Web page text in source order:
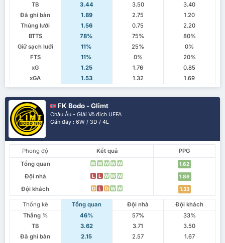
TB
3.44 3.50
3.40
Đã ghi bàn
1.89 2.75
1.20
Thủng lưới
1.56 0.75
2.20
BTTS
78% 75%
80%
Giữ sạch lưới
11% 25%
0%
FTS
11% 0%
20%
xG
1.25 1.76
0.85
xGA
1.53 1.32 1.69
FK Bodo - Glimt
Châu Âu - Giải Vô địch UEFA
Gần đây : 6W / 3D / 4L
Phong độ Kết quả
PPG
Tổng quan
W W W W W 1.62
Đội nhà L L W W W 1.86
Đội khách D L D W W 1.33
Thống kê Tổng quan Đội nhà
Đội khách
Thắng %
46% 57%
33%
TB
3.62 3.71
3.50
Đã ghi bàn
2.15 2.57
1.67